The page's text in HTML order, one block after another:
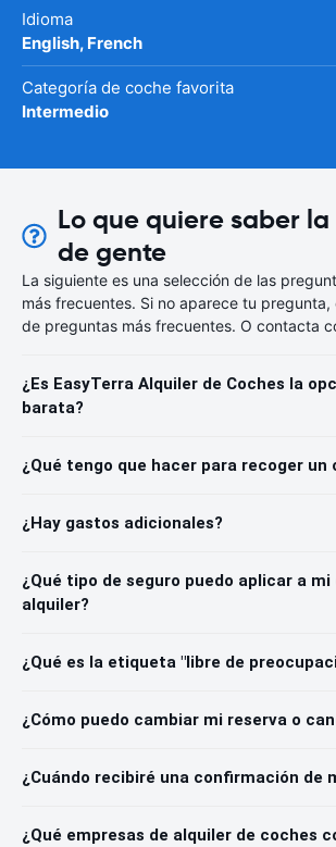
Idioma
English, French
Categoría de coche favorita
Intermedio
Lo que quiere saber
de gente
La siguiente es una selección de las
más frecuentes. Si no aparece tu pregunta,
de preguntas más frecuentes. O contacta
¿Es EasyTerra Alquiler de Coches la
barata?
¿Qué tengo que hacer para recoger un
¿Hay gastos adicionales?
¿Qué tipo de seguro puedo aplicar a mi
alquiler?
¿Qué es la etiqueta "libre de
¿Cómo puedo cambiar mi reserva o
¿Cuándo recibiré una confirmación de
¿Qué empresas de alquiler de coches